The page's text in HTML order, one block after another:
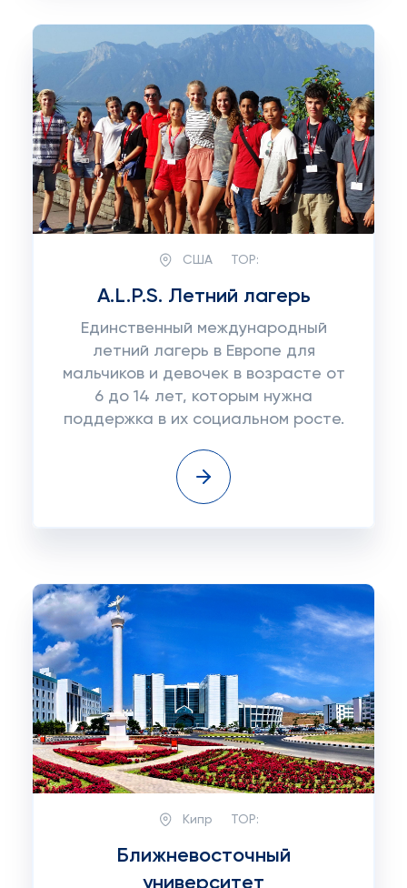
США TOP:
A.L.P.S. Летний лагерь
Единственный международный
летний лагерь в Европе для
мальчиков и девочек в возрасте от
6 до 14 лет, которым нужна
поддержка в их социальном росте.
Кипр TOP:
Ближневосточный
университет